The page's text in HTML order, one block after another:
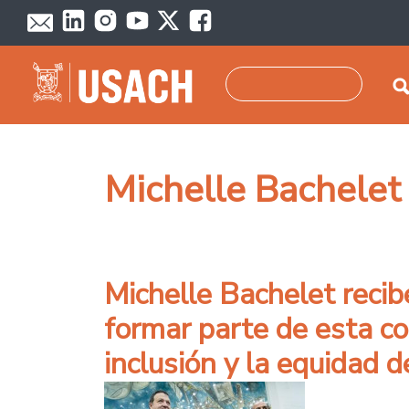
Pasar al contenido principal
Michelle Bachelet
Michelle Bachelet
formar parte de esta
inclusión y la equidad